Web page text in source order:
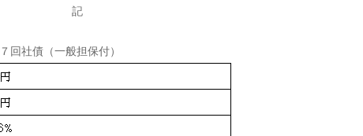
記
回社債（一般担保付）